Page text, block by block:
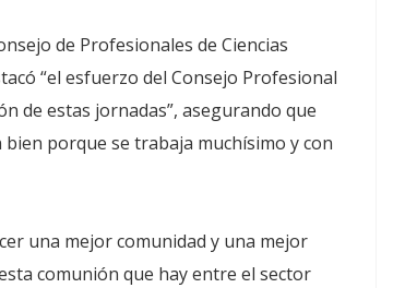
de Profesionales de Ciencias
“el esfuerzo del Consejo Profesional
de estas jornadas”, asegurando que
bien porque se trabaja muchísimo y con
una mejor comunidad y una mejor
comunión que hay entre el sector